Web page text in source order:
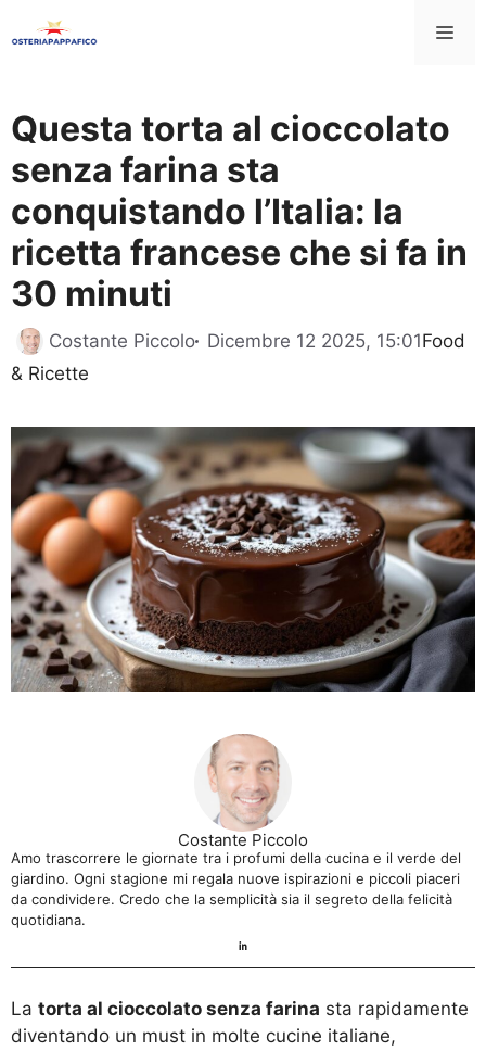
al
Questa torta al cioccolato
senza farina sta
conquistando l’Italia: la
ricetta francese che si fa in
30 minuti
Costante Piccolo Dicembre 12 2025, 15:01Food
& Ricette
Costante Piccolo
Amo trascorrere le giornate tra i profumi della cucina e il verde del
giardino. Ogni stagione mi regala nuove ispirazioni e piccoli piaceri
da condividere. Credo che la semplicità sia il segreto della felicità
quotidiana.
La torta al cioccolato senza farina sta rapidamente
diventando un must in molte cucine italiane,